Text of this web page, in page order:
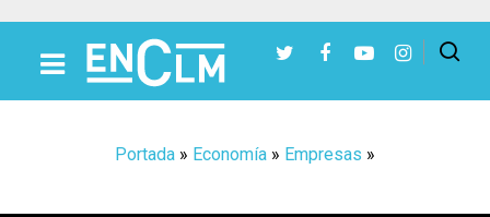
Portada » Economía » Empresas »